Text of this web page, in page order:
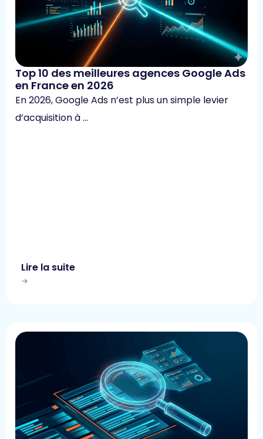
Top 10 des meilleures agences Google Ads
en France en 2026
En 2026, Google Ads n’est plus un simple levier
d’acquisition à …
Lire la suite